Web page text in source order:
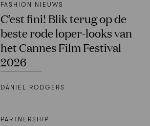
FASHION NIEUWS
C’est fini! Blik terug op de
beste rode loper-looks van
het Cannes Film Festival
2026
DANIEL RODGERS
PARTNERSHIP